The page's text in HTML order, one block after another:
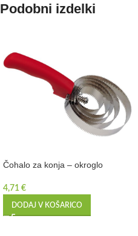
Podobni izdelki
Čohalo za konja – okroglo
4,71 €
DODAJ V KOŠARICO